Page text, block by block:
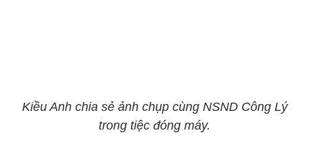
Kiều Anh chia sẻ ảnh chụp cùng NSND Công Lý
trong tiệc đóng máy.